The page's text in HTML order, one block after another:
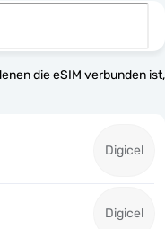
die eSIM verbunden ist,
Digicel
Digicel